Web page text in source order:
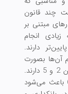
چند قانون
مبتنی بر
انجام
برابر 2 و یا پایین‌تر دارند.
آن‌ها بصورت
عمومی مورد معامله قرار می‌گیرد نسبتی بین 2 و 5 دارند.
او توضیح می‌دهد: «نسبتی بالاتر از 5 یا 6 باعث می‌شود